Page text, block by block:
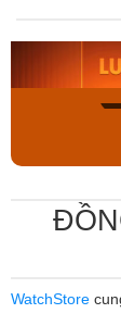
WatchStore